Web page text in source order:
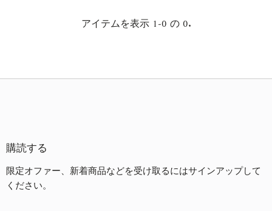
古い商品順
アイテムを表示 1-0 の 0.
購読する
限定オファー、新着商品などを受け取るにはサインアップして
ください。